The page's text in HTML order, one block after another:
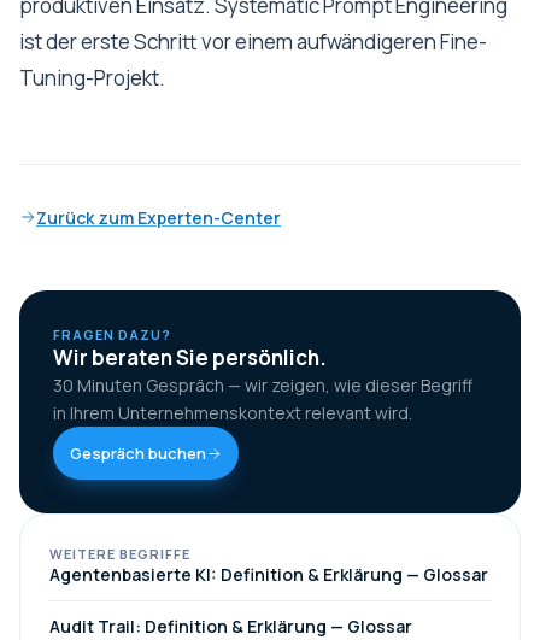
ist der erste Schritt vor einem aufwändigeren Fine-
Tuning-Projekt.
Zurück zum Experten-Center
FRAGEN DAZU?
Wir beraten Sie persönlich.
30 Minuten Gespräch — wir zeigen, wie dieser Begriff
in Ihrem Unternehmenskontext relevant wird.
Gespräch buchen
WEITERE BEGRIFFE
Agentenbasierte KI: Definition & Erklärung — Glossar
Audit Trail: Definition & Erklärung — Glossar